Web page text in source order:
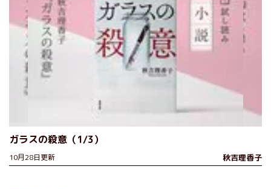
ガラスの殺意（1/3）
10月28日更新 秋吉理香子